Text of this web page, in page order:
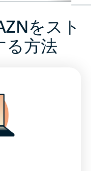
ングする方法
をダウンロード
イブストリーミン
をスト
る方法